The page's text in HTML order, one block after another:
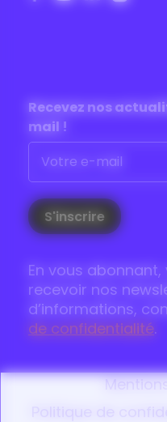
Recevez nos
mail !
En vous
recevoir nos
d’informations,
de confidentialité.